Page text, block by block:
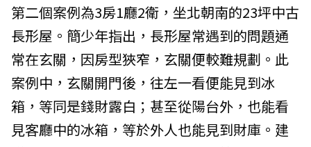
第二個案例為3房1廳2衛，坐北朝南的23坪中古
長形屋。簡少年指出，長形屋常遇到的問題通
常在玄關，因房型狹窄，玄關便較難規劃。此
案例中，玄關開門後，往左一看便能見到冰
箱，等同是錢財露白；甚至從陽台外，也能看
見客廳中的冰箱，等於外人也能見到財庫。建